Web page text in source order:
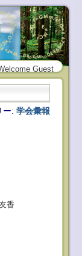
Guest
ー: 学会彙報
香